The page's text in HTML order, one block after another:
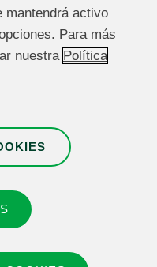
mantendrá activo
Para más
nuestra Política